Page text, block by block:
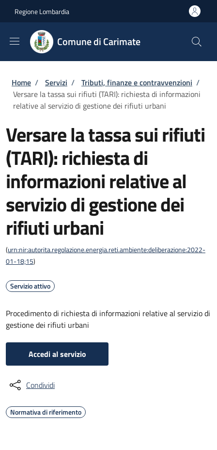
Regione Lombardia
Comune di Carimate
Briciole di pane
Home / Servizi / Tributi, finanze e contravvenzioni /
Versare la tassa sui rifiuti (TARI): richiesta di informazioni
relative al servizio di gestione dei rifiuti urbani
Versare la tassa sui rifiuti
(TARI): richiesta di
informazioni relative al
servizio di gestione dei
rifiuti urbani
(urn:nir:autorita.regolazione.energia.reti.ambiente:deliberazione:2022-
01-18;15)
Servizio attivo
Procedimento di richiesta di informazioni relative al servizio di
gestione dei rifiuti urbani
Accedi al servizio
Condividi
Normativa di riferimento